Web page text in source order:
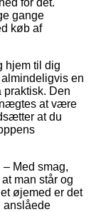
gange
køb af
hjem til dig
en
praktisk. Den
at være
at du
Med smag,
man står og
øjemed er det
anslåede